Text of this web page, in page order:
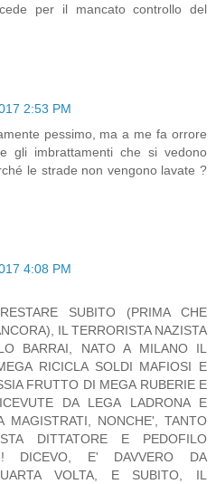
per il mancato controllo del
2:53 PM
pessimo, ma a me fa orrore
gli imbrattamenti che si vedono
le strade non vengono lavate ?
4:08 PM
SUBITO (PRIMA CHE
IL TERRORISTA NAZISTA
BARRAI, NATO A MILANO IL
RICICLA SOLDI MAFIOSI E
FRUTTO DI MEGA RUBERIE E
DA LEGA LADRONA E
MAGISTRATI, NONCHE', TANTO
DITTATORE E PEDOFILO
DICEVO, E' DAVVERO DA
VOLTA, E SUBITO, IL